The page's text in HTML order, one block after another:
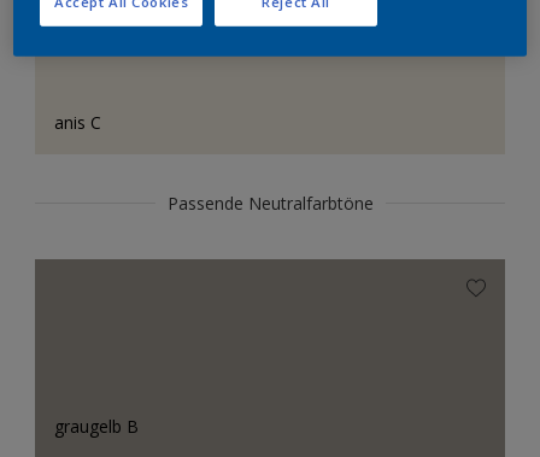
anis C
Passende Neutralfarbtöne
graugelb B